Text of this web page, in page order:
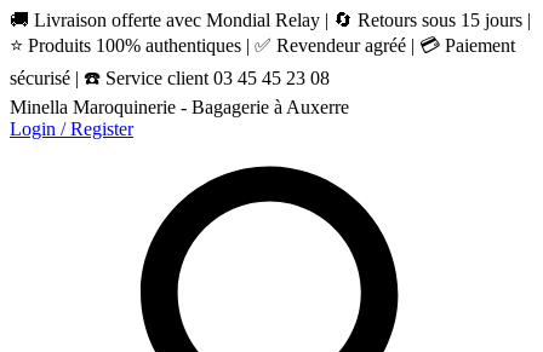
🚚 Livraison offerte avec Mondial Relay | 🔄 Retours sous 15 jours |
⭐ Produits 100% authentiques | ✅ Revendeur agréé | 💳 Paiement
sécurisé | ☎️ Service client 03 45 45 23 08
Minella Maroquinerie - Bagagerie à Auxerre
Login / Register